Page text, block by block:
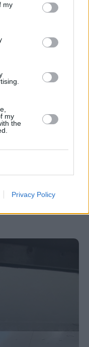
my
my
the
Privacy Policy